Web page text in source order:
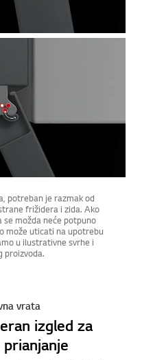
potreban je razmak od
frižidera i zida. Ako
se možda neće potpuno
može uticati na upotrebu
u ilustrativne svrhe i
proizvoda.
vrata
izgled za